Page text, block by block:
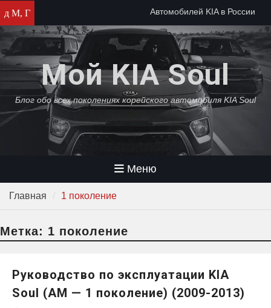
содержимому
д М, Г
Автомобилей KIA в России
осталось на два месяца
Автомобили KIA прекратят
собирать в России
KIA среди самых популярных
автомобилей в России 2022
года
Мой KIA Soul
Блог обо всех поколениях корейского автомобиля KIA Soul
Меню
Главная 1 поколение
Метка: 1 поколение
Руководство по эксплуатации KIA
Soul (AM — 1 поколение) (2009-2013)